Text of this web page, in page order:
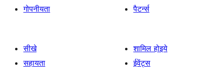
गोपनीयता
पैटर्न्स
सीखे
सहायता
शामिल होइये
ईवेंट्स